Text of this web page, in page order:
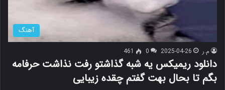
آهنگ
م.ر 2025-04-26
0
461
دانلود ریمیکس یه شبه گذاشتو رفت نذاشت حرفامه
بگم تا بحال بهت گفتم چقده زیبایی